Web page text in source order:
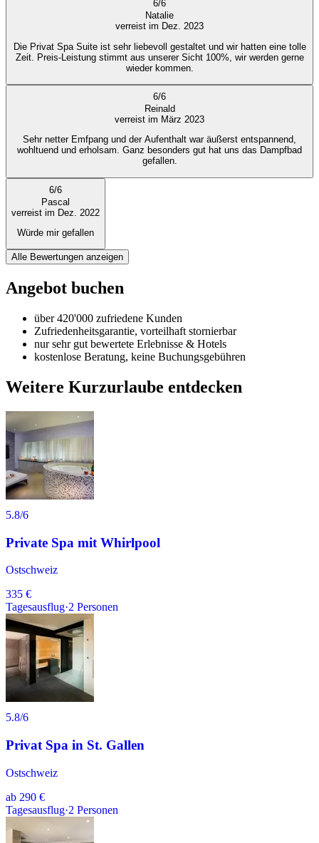
6/6
Natalie
verreist im Dez. 2023
Die Privat Spa Suite ist sehr liebevoll gestaltet und wir hatten eine tolle
Zeit. Preis-Leistung stimmt aus unserer Sicht 100%, wir werden gerne
wieder kommen.
6/6
Reinald
verreist im März 2023
Sehr netter Emfpang und der Aufenthalt war äußerst entspannend,
wohltuend und erholsam. Ganz besonders gut hat uns das Dampfbad
gefallen.
6/6
Pascal
verreist im Dez. 2022
Würde mir gefallen
Alle Bewertungen anzeigen
Angebot buchen
über 420'000 zufriedene Kunden
Zufriedenheitsgarantie, vorteilhaft stornierbar
nur sehr gut bewertete Erlebnisse & Hotels
kostenlose Beratung, keine Buchungsgebühren
Weitere Kurzurlaube entdecken
5.8/6
Private Spa mit Whirlpool
Ostschweiz
335 €
Tagesausflug·2 Personen
5.8/6
Privat Spa in St. Gallen
Ostschweiz
ab 290 €
Tagesausflug·2 Personen